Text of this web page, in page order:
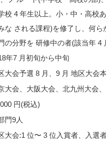
校 4 年生以上。小・中・高校
な される課程)を修了し、何
の分野を 研修中の者(該当年 4
年7 月初旬から中旬
大会予選 8 月、9 月 地区大会
大会、大阪大会、北九州大会
円(税込)
門9人
大会:1 位〜 3 位入賞者、入選